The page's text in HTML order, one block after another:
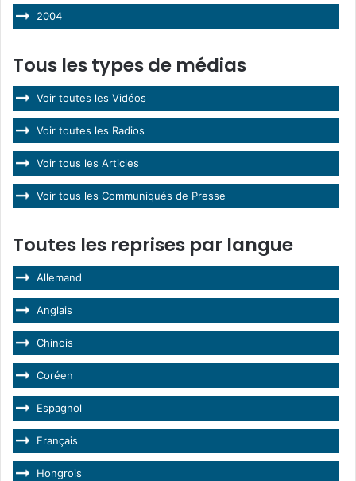
2004
Tous les types de médias
Voir toutes les Vidéos
Voir toutes les Radios
Voir tous les Articles
Voir tous les Communiqués de Presse
Toutes les reprises par langue
Allemand
Anglais
Chinois
Coréen
Espagnol
Français
Hongrois